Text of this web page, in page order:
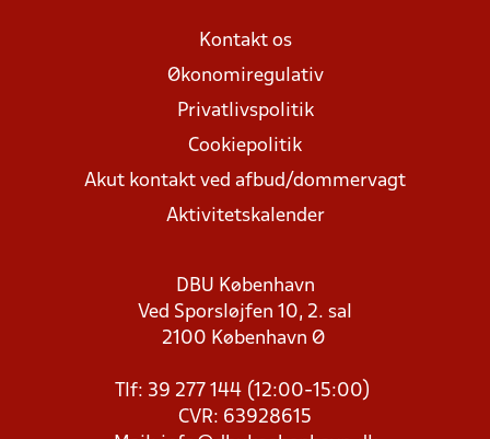
Kontakt os
Økonomiregulativ
Privatlivspolitik
Cookiepolitik
Akut kontakt ved afbud/dommervagt
Aktivitetskalender
DBU København
Ved Sporsløjfen 10, 2. sal
2100 København Ø
Tlf: 39 277 144 (12:00-15:00)
CVR: 63928615